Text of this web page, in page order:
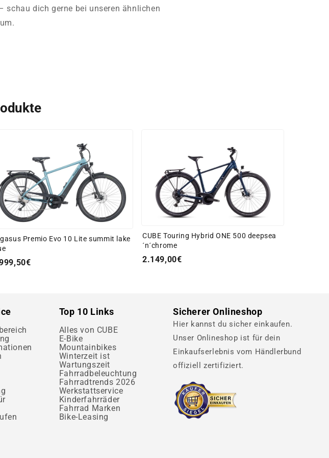
schau dich gerne bei unseren ähnlichen
Premio Evo 10 Lite summit lake
CUBE Touring Hybrid ONE 500 deepsea
´n´chrome
2.149,00€
Top 10 Links
Alles von CUBE
E-Bike
Mountainbikes
Winterzeit ist
Wartungszeit
Fahrradbeleuchtung
Fahrradtrends 2026
Werkstattservice
Kinderfahrräder
Fahrrad Marken
Bike-Leasing
Sicherer Onlineshop
Hier kannst du sicher einkaufen.
Unser Onlineshop ist für dein
Einkaufserlebnis vom Händlerbund
offiziell zertifiziert.